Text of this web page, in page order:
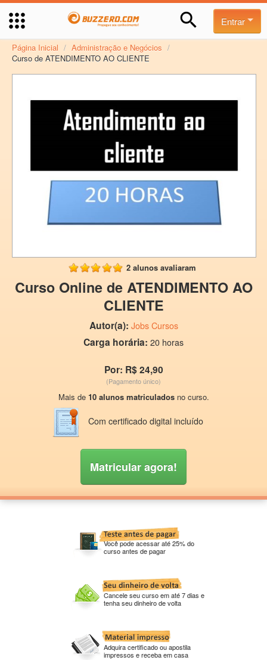
Entrar
Página Inicial / Administração e Negócios /
Curso de ATENDIMENTO AO CLIENTE
2 alunos avaliaram
Curso Online de ATENDIMENTO AO
CLIENTE
Autor(a): Jobs Cursos
Carga horária: 20 horas
Por: R$ 24,90
(Pagamento único)
Mais de 10 alunos matriculadosno curso.
Com certificado digital incluído
Matricular agora!
Você pode acessar até 25% do
curso antes de pagar
Cancele seu curso em até 7 dias e
tenha seu dinheiro de volta
Adquira certificado ou apostila
impressos e receba em casa